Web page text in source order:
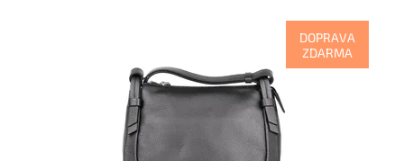
DOPRAVA
ZDARMA
Luxusní černá dámská crossbody kabelka Gianni Conti
na pomezí malé a střední velikosti.
Skladem
16997
Gianni Conti
2 roky